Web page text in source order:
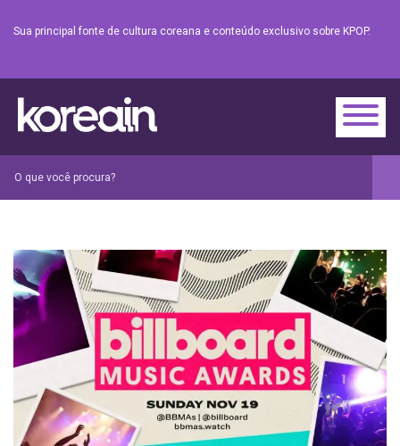
Sua principal fonte de cultura coreana e conteúdo exclusivo sobre KPOP.